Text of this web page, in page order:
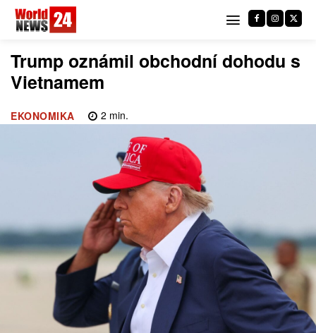
Trump oznámil obchodní dohodu s
Vietnamem
EKONOMIKA 2 min.